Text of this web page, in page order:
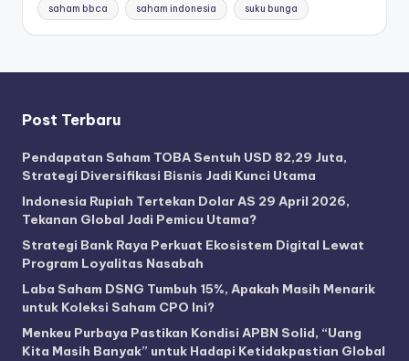
saham bbca saham indonesia suku bunga
Post Terbaru
Pendapatan Saham TOBA Sentuh USD 82,29 Juta,
Strategi Diversifikasi Bisnis Jadi Kunci Utama
Indonesia Rupiah Tertekan Dolar AS 29 April 2026,
Tekanan Global Jadi Pemicu Utama?
Strategi Bank Raya Perkuat Ekosistem Digital Lewat
Program Loyalitas Nasabah
Laba Saham DSNG Tumbuh 15%, Apakah Masih Menarik
untuk Koleksi Saham CPO Ini?
Menkeu Purbaya Pastikan Kondisi APBN Solid, “Uang
Kita Masih Banyak” untuk Hadapi Ketidakpastian Global